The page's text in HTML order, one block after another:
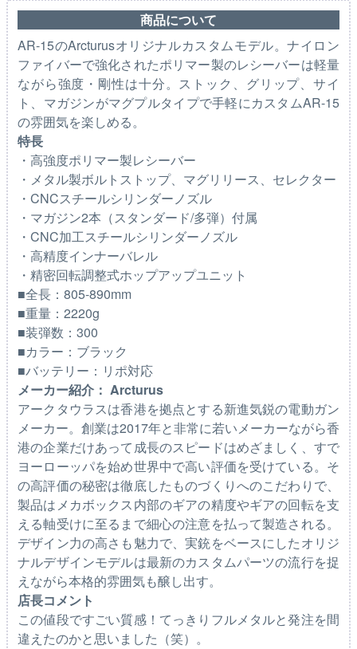
商品について
AR-15のArcturusオリジナルカスタムモデル。ナイロン
ファイバーで強化されたポリマー製のレシーバーは軽量
ながら強度・剛性は十分。ストック、グリップ、サイ
ト、マガジンがマグプルタイプで手軽にカスタムAR-15
の雰囲気を楽しめる。
特長
・高強度ポリマー製レシーバー
・メタル製ボルトストップ、マグリリース、セレクター
・CNCスチールシリンダーノズル
・マガジン2本（スタンダード/多弾）付属
・CNC加工スチールシリンダーノズル
・高精度インナーバレル
・精密回転調整式ホップアップユニット
■全長：805-890mm
■重量：2220g
■装弾数：300
■カラー：ブラック
■バッテリー：リポ対応
メーカー紹介： Arcturus
アークタウラスは香港を拠点とする新進気鋭の電動ガン
メーカー。創業は2017年と非常に若いメーカーながら香
港の企業だけあって成長のスピードはめざましく、すで
ヨーローッパを始め世界中で高い評価を受けている。そ
の高評価の秘密は徹底したものづくりへのこだわりで、
製品はメカボックス内部のギアの精度やギアの回転を支
える軸受けに至るまで細心の注意を払って製造される。
デザイン力の高さも魅力で、実銃をベースにしたオリジ
ナルデザインモデルは最新のカスタムパーツの流行を捉
えながら本格的雰囲気も醸し出す。
店長コメント
この値段ですごい質感！てっきりフルメタルと発注を間
違えたのかと思いました（笑）。